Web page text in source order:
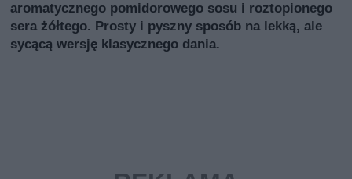
aromatycznego pomidorowego sosu i roztopionego
sera żółtego. Prosty i pyszny sposób na lekką, ale
sycącą wersję klasycznego dania.